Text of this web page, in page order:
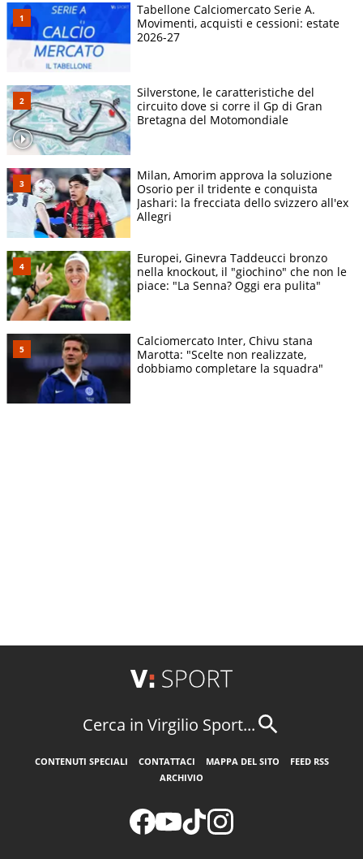
Tabellone Calciomercato Serie A.
Movimenti, acquisti e cessioni: estate
2026-27
Silverstone, le caratteristiche del
circuito dove si corre il Gp di Gran
Bretagna del Motomondiale
Milan, Amorim approva la soluzione
Osorio per il tridente e conquista
Jashari: la frecciata dello svizzero all'ex
Allegri
Europei, Ginevra Taddeucci bronzo
nella knockout, il "giochino" che non le
piace: "La Senna? Oggi era pulita"
Calciomercato Inter, Chivu stana
Marotta: "Scelte non realizzate,
dobbiamo completare la squadra"
Cerca in Virgilio Sport...
CONTENUTI SPECIALI CONTATTACI MAPPA DEL SITO
FEED RSS
ARCHIVIO